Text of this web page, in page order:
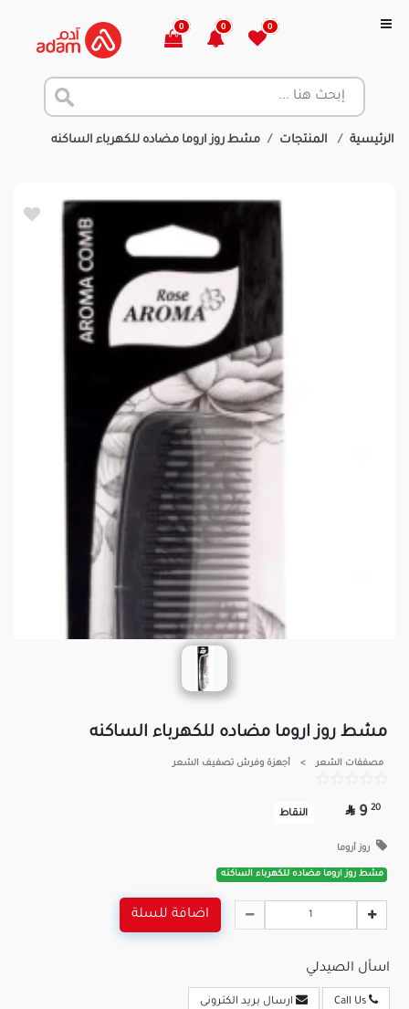
0
0
0
الرئيسية المنتجات مشط روز اروما مضاده للكهرباء الساكنه
مشط روز اروما مضاده للكهرباء الساكنه
مصففات الشعر > أجهزة وفرش تصفيف الشعر
20
9
 النقاط
روز أروما
مشط روز اروما مضاده للكهرباء الساكنه
اضافة للسلة
اسأل الصيدلي
ارسال بريد الكترونى